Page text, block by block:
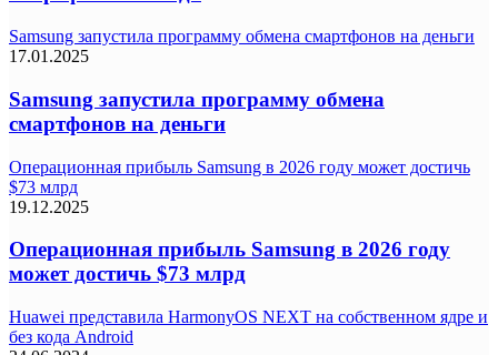
Samsung запустила программу обмена смартфонов на деньги
17.01.2025
Samsung запустила программу обмена
смартфонов на деньги
Операционная прибыль Samsung в 2026 году может достичь
$73 млрд
19.12.2025
Операционная прибыль Samsung в 2026 году
может достичь $73 млрд
Huawei представила HarmonyOS NEXT на собственном ядре и
без кода Android